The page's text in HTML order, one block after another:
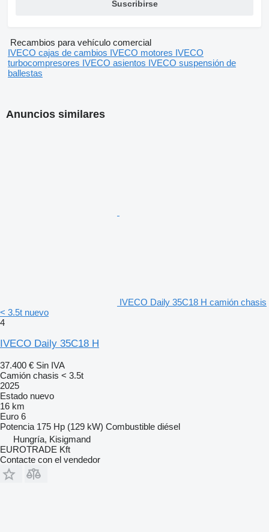
Suscribirse
Recambios para vehículo comercial
IVECO cajas de cambios IVECO motores IVECO
turbocompresores IVECO asientos IVECO suspensión de
ballestas
Anuncios similares
IVECO Daily 35C18 H camión chasis
< 3.5t nuevo
4
IVECO Daily 35C18 H
37.400 € Sin IVA
Camión chasis < 3.5t
2025
Estado nuevo
16 km
Euro 6
Potencia 175 Hp (129 kW) Combustible diésel
Hungría, Kisigmand
EUROTRADE Kft
Contacte con el vendedor